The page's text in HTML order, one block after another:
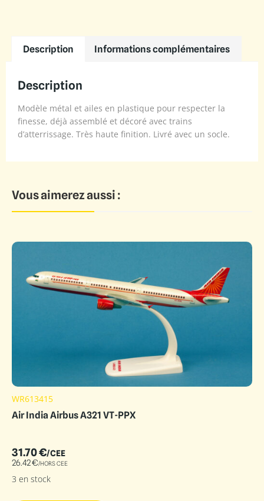
Description Informations complémentaires
Description
Modèle métal et ailes en plastique pour respecter la
finesse, déjà assemblé et décoré avec trains
d’atterrissage. Très haute finition. Livré avec un socle.
Vous aimerez aussi :
WR613415
Air India Airbus A321 VT-PPX
31.70€/CEE
26.42€/HORS CEE
3 en stock